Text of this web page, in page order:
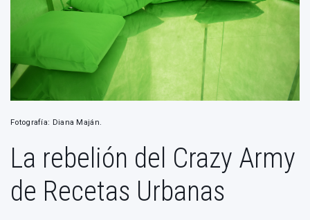
Fotografía: Diana Maján.
La rebelión del Crazy Army
de Recetas Urbanas